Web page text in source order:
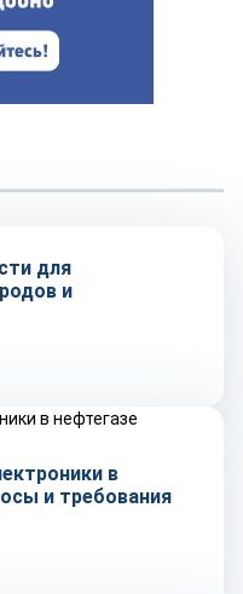
для
и
в
и требования